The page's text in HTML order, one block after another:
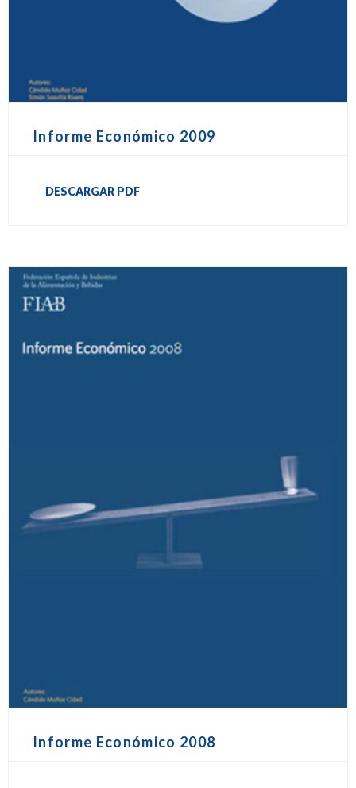
Informe Económico 2009
DESCARGAR PDF
Informe Económico 2008